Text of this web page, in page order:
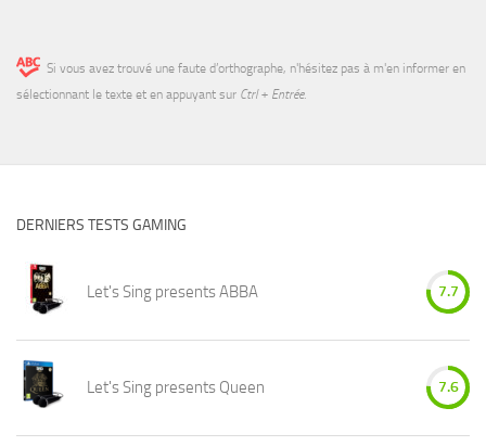
Si vous avez trouvé une faute d’orthographe, n'hésitez pas à m'en informer en
sélectionnant le texte et en appuyant sur Ctrl + Entrée.
DERNIERS TESTS GAMING
Let's Sing presents ABBA 7.7
Let's Sing presents Queen 7.6